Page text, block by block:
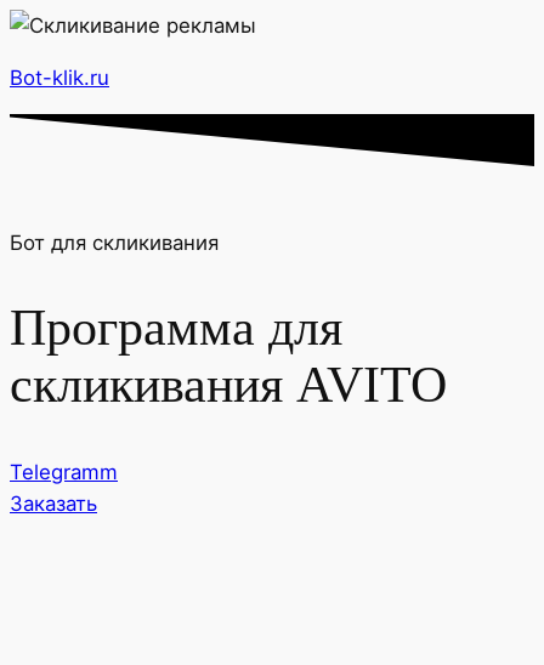
Bot-klik.ru
Бот для скликивания
Программа для
скликивания AVITO
Telegramm
Заказать